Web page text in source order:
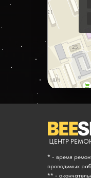
* - время
проводимых
** -
ЦЕНТР